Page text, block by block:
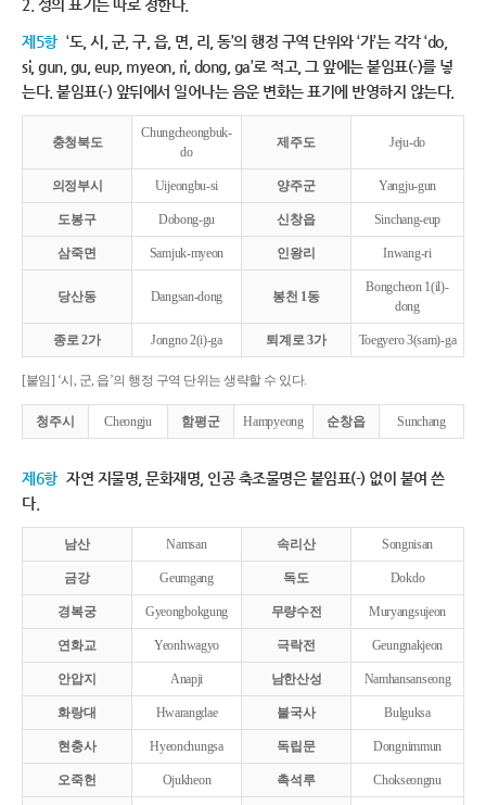
2. 성의 표기는 따로 정한다.
제5항 ‘도, 시, 군, 구, 읍, 면, 리, 동’의 행정 구역 단위와 ‘가’는 각각 ‘do,
si, gun, gu, eup, myeon, ri, dong, ga’로 적고, 그 앞에는 붙임표(-)를 넣
는다. 붙임표(-) 앞뒤에서 일어나는 음운 변화는 표기에 반영하지 않는다.
충청북도
Chungcheongbuk-
do
제주도 Jeju-do
의정부시 Uijeongbu-si 양주군 Yangju-gun
도봉구 Dobong-gu 신창읍 Sinchang-eup
삼죽면 Samjuk-myeon 인왕리 Inwang-ri
당산동 Dangsan-dong 봉천 1동
Bongcheon 1(il)-
dong
종로 2가 Jongno 2(i)-ga 퇴계로 3가 Toegyero 3(sam)-ga
[붙임] ‘시, 군, 읍’의 행정 구역 단위는 생략할 수 있다.
청주시 Cheongju 함평군 Hampyeong 순창읍 Sunchang
제6항 자연 지물명, 문화재명, 인공 축조물명은 붙임표(-) 없이 붙여 쓴
다.
남산 Namsan 속리산 Songnisan
금강 Geumgang 독도 Dokdo
경복궁 Gyeongbokgung 무량수전 Muryangsujeon
연화교 Yeonhwagyo 극락전 Geungnakjeon
안압지 Anapji 남한산성 Namhansanseong
화랑대 Hwarangdae 불국사 Bulguksa
현충사 Hyeonchungsa 독립문 Dongnimmun
오죽헌 Ojukheon 촉석루 Chokseongnu